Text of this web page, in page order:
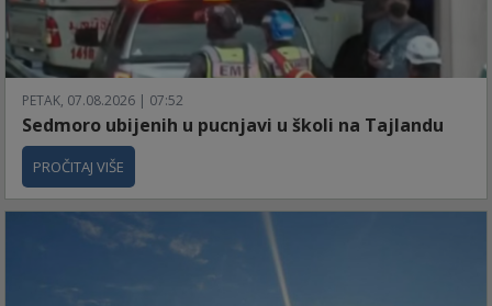
PETAK, 07.08.2026 | 07:52
Sedmoro ubijenih u pucnjavi u školi na Tajlandu
PROČITAJ VIŠE